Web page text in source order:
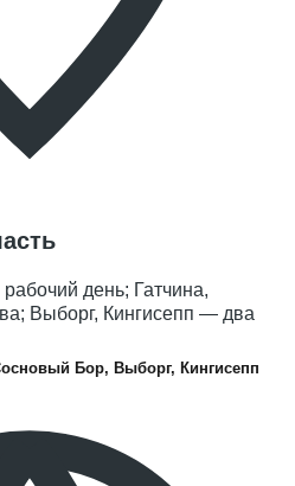
день; Гатчина,
Выборг, Кингисепп — два
Бор, Выборг, Кингисепп